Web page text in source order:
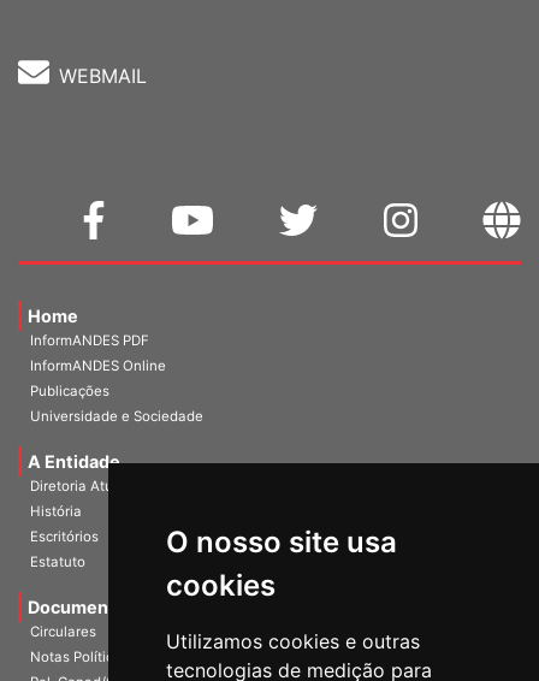
O nosso site usa
cookies
Utilizamos cookies e outras
tecnologias de medição para
WEBMAIL
Home
InformANDES PDF
InformANDES Online
Publicações
Universidade e Sociedade
A Entidade
Diretoria Atual
História
Escritórios
Estatuto
Documentos
Circulares
Notas Políticas